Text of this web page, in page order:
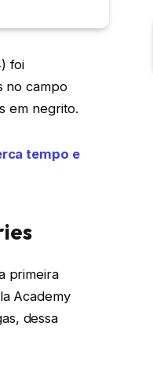
foi
no campo
em negrito.
tempo e
primeira
Academy
dessa